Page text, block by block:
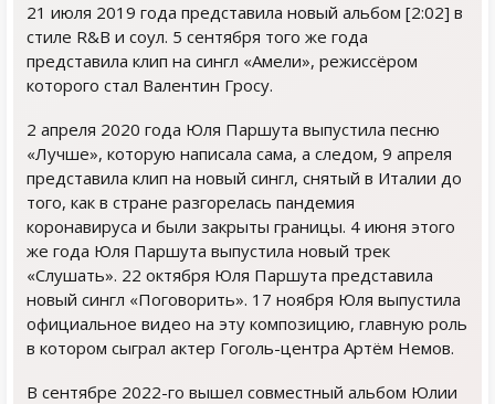
21 июля 2019 года представила новый альбом [2:02] в
стиле R&B и соул. 5 сентября того же года
представила клип на сингл «Амели», режиссёром
которого стал Валентин Гросу.
2 апреля 2020 года Юля Паршута выпустила песню
«Лучше», которую написала сама, а следом, 9 апреля
представила клип на новый сингл, снятый в Италии до
того, как в стране разгорелась пандемия
коронавируса и были закрыты границы. 4 июня этого
же года Юля Паршута выпустила новый трек
«Слушать». 22 октября Юля Паршута представила
новый сингл «Поговорить». 17 ноября Юля выпустила
официальное видео на эту композицию, главную роль
в котором сыграл актер Гоголь-центра Артём Немов.
В сентябре 2022-го вышел совместный альбом Юлии